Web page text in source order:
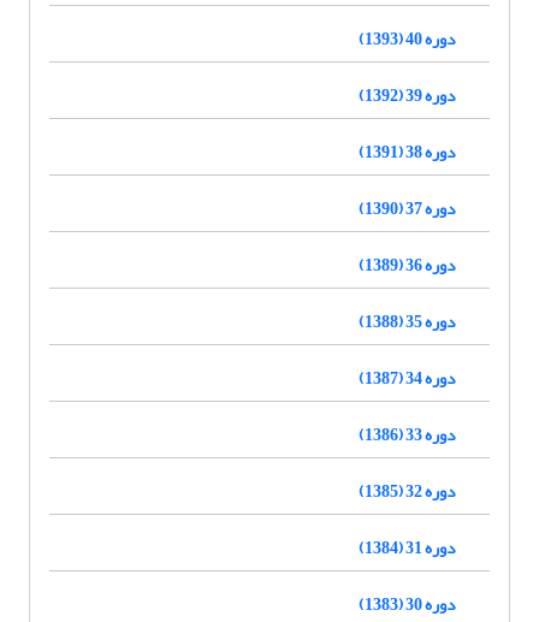
دوره 40 (1393)
دوره 39 (1392)
دوره 38 (1391)
دوره 37 (1390)
دوره 36 (1389)
دوره 35 (1388)
دوره 34 (1387)
دوره 33 (1386)
دوره 32 (1385)
دوره 31 (1384)
دوره 30 (1383)